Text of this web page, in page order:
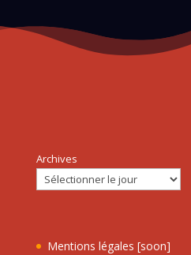
Archives
Mentions légales [soon]